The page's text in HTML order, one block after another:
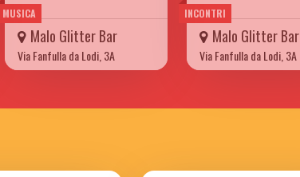
MUSICA
Malo Glitter Bar
Via Fanfulla da Lodi, 3A
INCONTRI
Malo Glitter Bar
Via Fanfulla da Lodi, 3A